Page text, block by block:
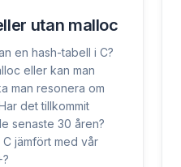
utan malloc
en hash-tabell i C?
eller kan man
man resonera om
det tillkommit
senaste 30 åren?
jämfört med vår